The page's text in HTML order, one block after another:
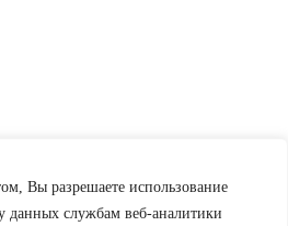
Вы разрешаете использование
данных службам веб-аналитики